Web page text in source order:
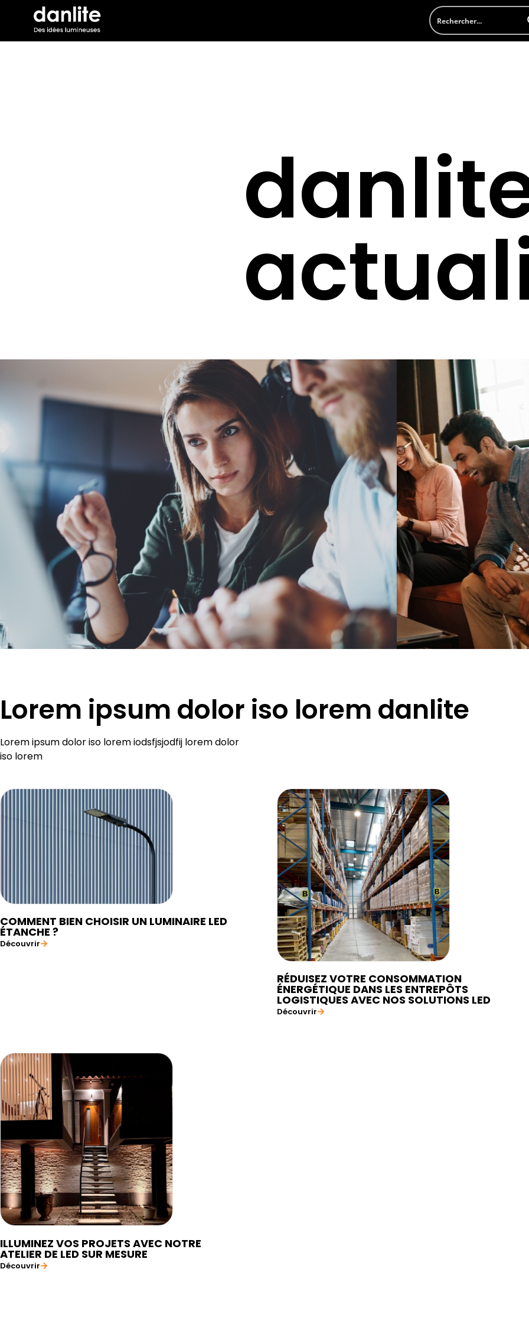
Lorem ipsum dolor iso lorem danlite
Lorem ipsum dolor iso lorem iodsfjsjodfij lorem dolor
iso lorem
COMMENT BIEN CHOISIR UN LUMINAIRE LED
ÉTANCHE ?
Découvrir
RÉDUISEZ VOTRE CONSOMMATION
ÉNERGÉTIQUE DANS LES ENTREPÔTS
LOGISTIQUES AVEC NOS SOLUTIONS LED
Découvrir
ILLUMINEZ VOS PROJETS AVEC NOTRE
ATELIER DE LED SUR MESURE
Découvrir